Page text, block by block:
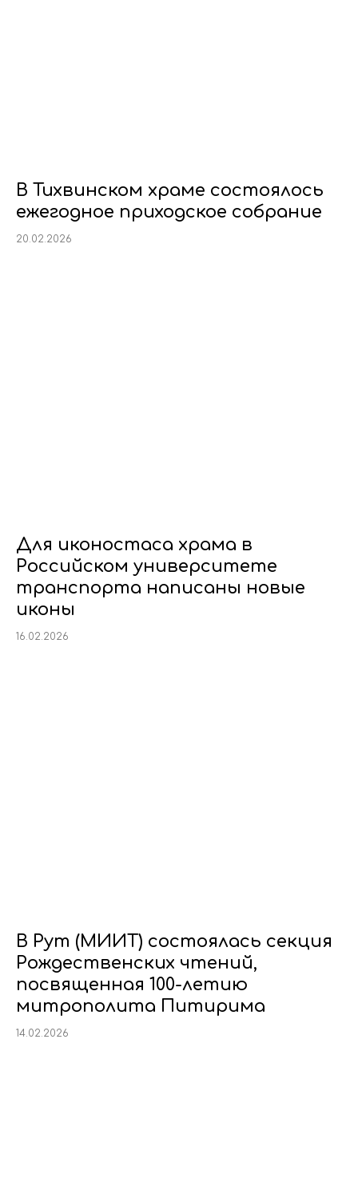
В Тихвинском храме состоялось
ежегодное приходское собрание
20.02.2026
Для иконостаса храма в
Российском университете
транспорта написаны новые
иконы
16.02.2026
В Рут (МИИТ) состоялась секция
Рождественских чтений,
посвященная 100-летию
митрополита Питирима
14.02.2026